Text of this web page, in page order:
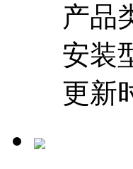
产品
安装
更新